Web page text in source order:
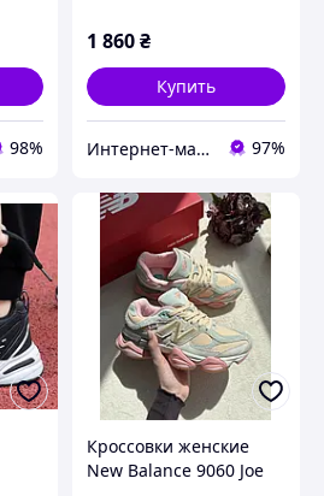
98%
1 860₴
Купить
Интернет-магазин «Step Master» 97%
Кроссовки женские
New Balance 9060 Joe